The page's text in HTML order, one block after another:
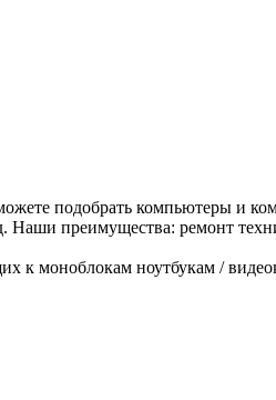
подобрать компьютеры и
преимущества: ремонт
к моноблокам ноутбукам /